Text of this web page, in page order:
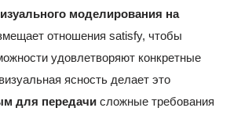
моделирования на
отношения satisfy, чтобы
удовлетворяют конкретные
ясность делает это
для передачи сложные требования